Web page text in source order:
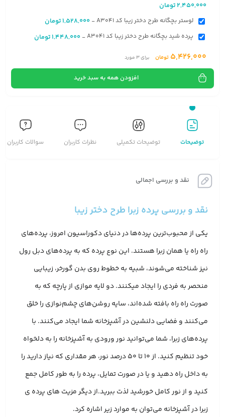
2,450,000تومان
لوستر بچگانه طرح دختر زیبا کد A3041 -
1,528,000تومان
پرده شید بچگانه طرح دختر زیبا کد A3041 -
1,448,000تومان
5,426,000 تومان برای3مورد
افزودن همه به سبد خرید
توضیحات توضیحات تکمیلی نظرات کاربران سوالات کاربران
نقد و بررسی اجمالی
نقد و بررسی پرده زبرا طرح دختر زیبا
یکی از محبوب‌ترین پرده‌ها در دنیای دکوراسیون امروز، پرده‌های
راه راه یا همان زبرا هستند. این نوع پرده که به پرده‌های دبل رول
نیز شناخته می‌شوند، شبیه به خطوط روی بدن گورخر، زیبایی
منحصر به فردی را ایجاد میکنند. دو لایه موازی از پارچه که به
صورت راه راه بافته شده‌اند، سایه روشن‌های چشم‌نوازی را خلق
می‌کنند و فضایی دلنشین در آشپزخانه شما ایجاد می‌کنند. با
پرده‌های زبرا، شما می‌توانید نور ورودی به آشپزخانه را به دلخواه
خود تنظیم کنید. از 10 تا 50 درصد نور، هر مقداری که نیاز دارید را
به داخل راه دهید و یا در صورت تمایل، پرده را به طور کامل جمع
کنید و از نور کامل خورشید لذت ببرید.از دیگر مزیت های پرده ی
زبرا در آشپزخانه می‌توان به موارد زیر اشاره کرد.